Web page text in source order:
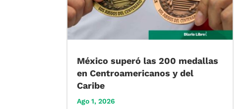
México superó las 200 medallas
en Centroamericanos y del
Caribe
Ago 1, 2026